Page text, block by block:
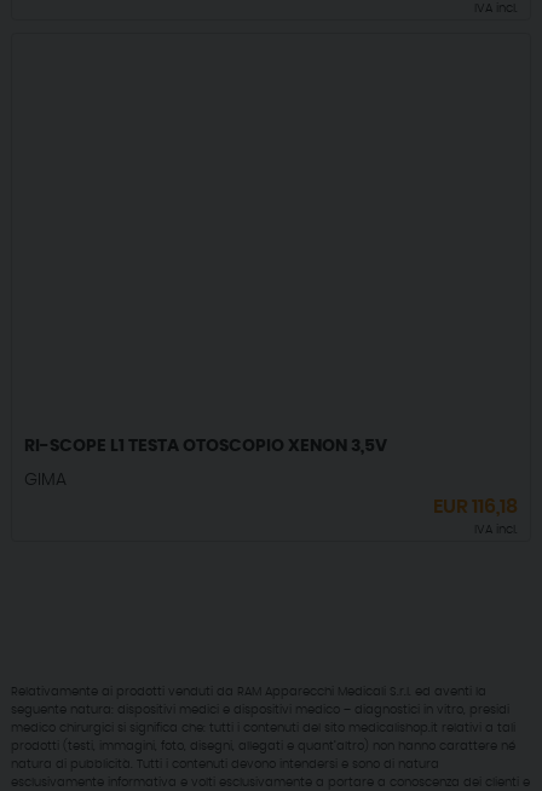
IVA incl.
RI-SCOPE L1 TESTA OTOSCOPIO XENON 3,5V
GIMA
EUR116,18
IVA incl.
Relativamente ai prodotti venduti da RAM Apparecchi Medicali S.r.l. ed aventi la
seguente natura: dispositivi medici e dispositivi medico – diagnostici in vitro, presidi
medico chirurgici si significa che: tutti i contenuti del sito medicalishop.it relativi a tali
prodotti (testi, immagini, foto, disegni, allegati e quant’altro) non hanno carattere né
natura di pubblicità. Tutti i contenuti devono intendersi e sono di natura
esclusivamente informativa e volti esclusivamente a portare a conoscenza dei clienti e